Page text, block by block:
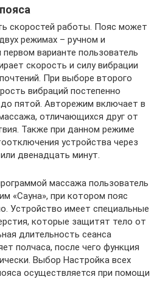
скоростей работы. Пояс может
режимах – ручном и
варианте пользователь
скорость и силу вибрации
При выборе второго
вибраций постепенно
пятой. Авторежим включает в
отличающихся друг от
Также при данном режиме
устройства через
двенадцать минут.
массажа пользователь
«Сауна», при котором пояс
Устройство имеет специальные
которые защитят тело от
длительность сеанса
полчаса, после чего функция
Выбор Настройка всех
осуществляется при помощи